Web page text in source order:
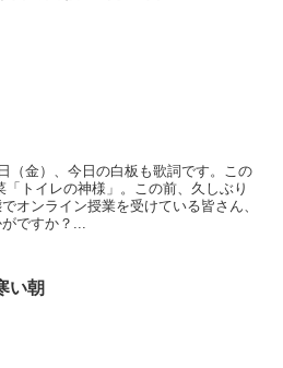
（金）、今日の白板も歌詞です。この
トイレの神様」。この前、久しぶり
オンライン授業を受けている皆さん、
ですか？...
い朝